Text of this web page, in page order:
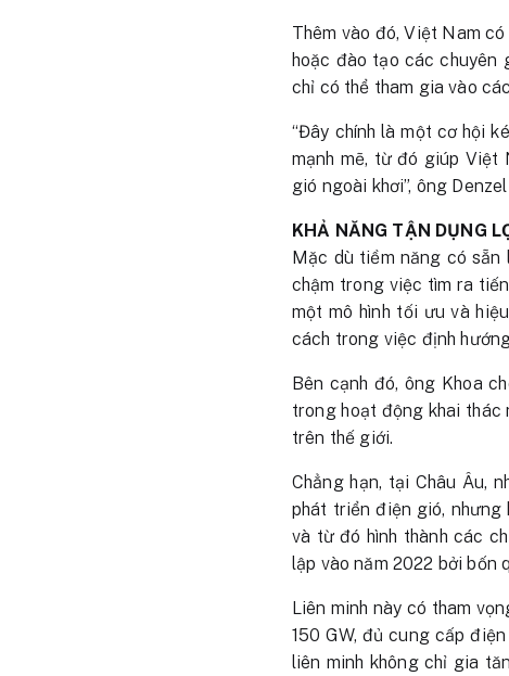
Thêm vào đó, Việt Nam
hoặc đào tạo các chuyên
chỉ có thể tham gia vào
“Đây chính là một cơ hội
mạnh mẽ, từ đó giúp
gió ngoài khơi”, ông
KHẢ NĂNG TẬN DỤNG
Mặc dù tiềm năng có sẵn
chậm trong việc tìm ra
một mô hình tối ưu và
cách trong việc định
Bên cạnh đó, ông Khoa
trong hoạt động khai thác
trên thế giới.
Chẳng hạn, tại Châu Âu,
phát triển điện gió, nhưng
và từ đó hình thành các
lập vào năm 2022 bởi bốn
Liên minh này có tham
150 GW, đủ cung cấp
liên minh không chỉ gia